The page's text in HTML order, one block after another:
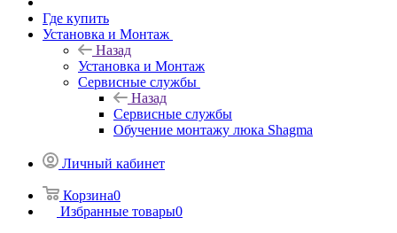
Где купить
Установка и Монтаж
Назад
Установка и Монтаж
Сервисные службы
Назад
Сервисные службы
Обучение монтажу люка Shagma
Личный кабинет
Корзина0
Избранные товары0